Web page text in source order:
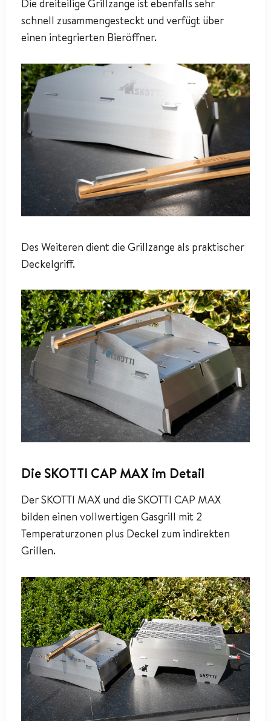
Die dreiteilige Grillzange ist ebenfalls sehr
schnell zusammengesteckt und verfügt über
einen integrierten Bieröffner.
Des Weiteren dient die Grillzange als praktischer
Deckelgriff.
Die SKOTTI CAP MAX im Detail
Der SKOTTI MAX und die SKOTTI CAP MAX
bilden einen vollwertigen Gasgrill mit 2
Temperaturzonen plus Deckel zum indirekten
Grillen.